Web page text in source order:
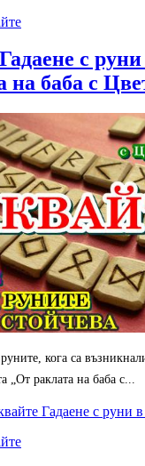
с
на баба с
кога са
„От раклата на баба с...
Гадаене с руни